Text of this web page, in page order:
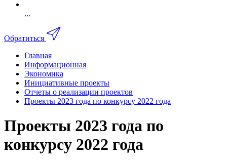
...
Обратиться
Главная
Информационная
Экономика
Инициативные проекты
Отчеты о реализации проектов
Проекты 2023 года по конкурсу 2022 года
Проекты 2023 года по
конкурсу 2022 года